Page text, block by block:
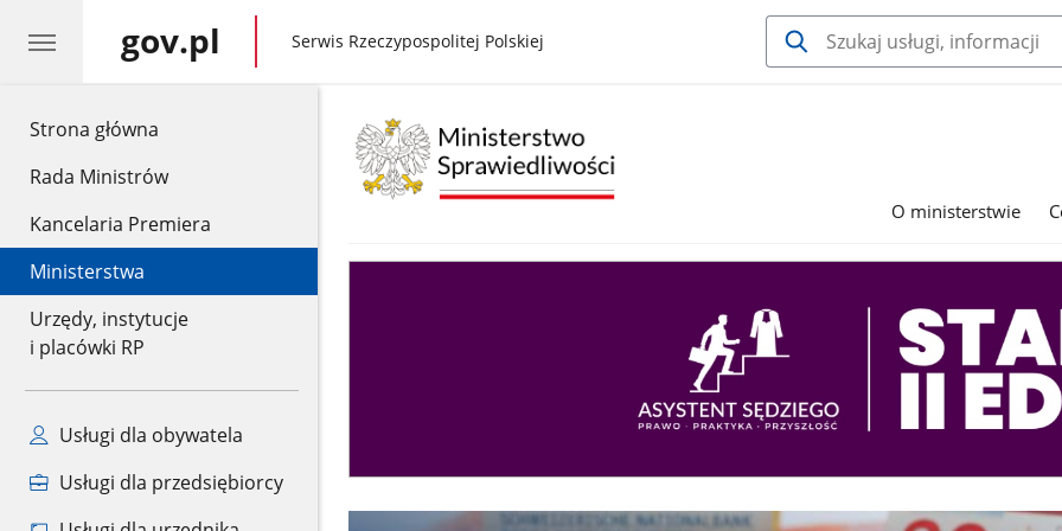
Strona główna
Rada Ministrów
Kancelaria Premiera
Ministerstwa
Urzędy, instytucje
i placówki RP
Usługi dla obywatela
Usługi dla przedsiębiorcy
gov.pl gov.pl
Serwis Rzeczypospolitej Polskiej
O ministerstwie